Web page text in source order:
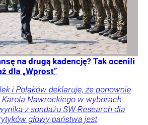
na drugą kadencję? Tak ocenili
dla „Wprost”
i Polaków deklaruje, że ponownie
Karola Nawrockiego w wyborach
z sondażu SW Research dla
głowy państwa jest